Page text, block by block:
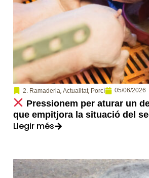
2. Ramaderia, Actualitat, Porcí 05/06/2026
Pressionem per aturar un
que empitjora la situació del
Llegir més